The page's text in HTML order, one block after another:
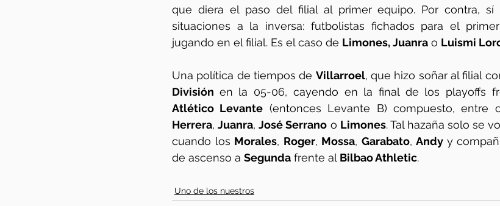
que diera el paso del filial al primer equipo. Por contra,
situaciones a la inversa: futbolistas fichados para el
jugando en el filial. Es el caso de Limones, Juanra o Luismi
Una política de tiempos de Villarroel, que hizo soñar al filial
División en la 05-06, cayendo en la final de los playoffs
Atlético Levante (entonces Levante B) compuesto, entre
Herrera, Juanra, José Serrano o Limones. Tal hazaña solo se
cuando los Morales, Roger, Mossa, Garabato, Andy y
de ascenso a Segunda frente al Bilbao Athletic.
Uno de los nuestros